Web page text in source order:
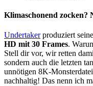
Klimaschonend zocken?
Undertakerproduziert
HD mit 30 Frames.
Stell dir vor, wir retten
sondern auch die letzten
unnötigen 8K-
nachhaltig! Das nenn ich